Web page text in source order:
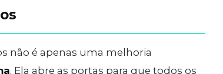
não é apenas uma melhoria
. Ela abre as portas para que todos os